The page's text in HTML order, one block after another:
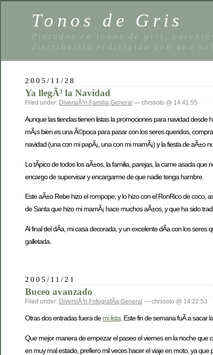
Tonos de Gris
Pintados en tonos de gris,
distribuirla redirigida con una
2005/11/28
Ya llegÃ³ la Navidad
Filed under: DiversiÃ³n,Familia,General — chrssoto @ 14:41:55
Aunque las tiendas tienen listas la promociones para navidad desde
mÃ¡s bien es una Ã©poca para pasar con los seres queridos,
navidad (una con mi papÃ¡, una con mi mamÃ¡) y la fiesta de aÃ±o
Lo tÃ­pico de todos los aÃ±os, la familia, parejas, la carne asada
encargo de supervisar y encargarme de que nadie tenga hambre.
Este aÃ±o Rebe hizo el rompope, y lo hizo con el RonRico de coco,
de Santa que hizo mi mamÃ¡ hace muchos aÃ±os, y que ha sido
Al final del dÃ­a, mi casa decorada, y un excelente dÃ­a con los
galletada.
2005/11/21
Buceo avanzado
Filed under: DiversiÃ³n,FotografÃ­a,General — chrssoto @ 14:22:53
Otras dos entradas fuera demi lista. Este fin de semana fuÃ­ a sacar
Que mejor manera de empezar el paseo el viernes en la noche que
en muy mal estado, prefiero mil veces hacer el viaje en moto, ya